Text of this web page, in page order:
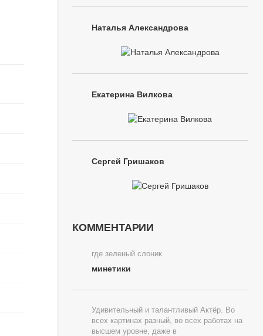
Наталья Александрова
Екатерина Вилкова
Сергей Гришаков
КОММЕНТАРИИ
где зеленый слоник
минетики
Удивительный и талантливый Актёр. Во
всех картинах разный, во всех работах на
высшем уровне, даже в